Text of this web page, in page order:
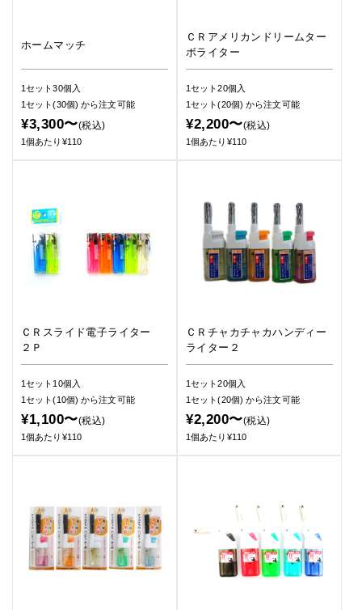
ホームマッチ
1セット30個入
1セット(30個)から注文可能
¥3,300〜(税込)
1個あたり¥110
ＣＲアメリカンドリームター
ボライター
1セット20個入
1セット(20個)から注文可能
¥2,200〜(税込)
1個あたり¥110
ＣＲスライド電子ライター
２Ｐ
1セット10個入
1セット(10個)から注文可能
¥1,100〜(税込)
1個あたり¥110
ＣＲチャカチャカハンディー
ライター２
1セット20個入
1セット(20個)から注文可能
¥2,200〜(税込)
1個あたり¥110